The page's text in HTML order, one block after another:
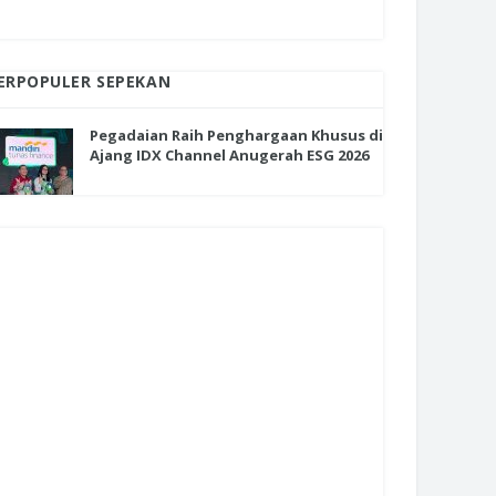
SEPEKAN
Pegadaian Raih Penghargaan Khusus di
Ajang IDX Channel Anugerah ESG 2026